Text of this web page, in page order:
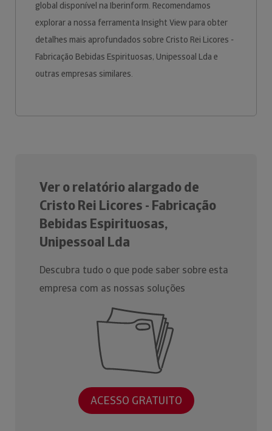
global disponível na Iberinform. Recomendamos
explorar a nossa ferramenta Insight View para obter
detalhes mais aprofundados sobre Cristo Rei Licores -
Fabricação Bebidas Espirituosas, Unipessoal Lda e
outras empresas similares.
Ver o relatório alargado de
Cristo Rei Licores - Fabricação
Bebidas Espirituosas,
Unipessoal Lda
Descubra tudo o que pode saber sobre esta
empresa com as nossas soluções
ACESSO GRATUITO